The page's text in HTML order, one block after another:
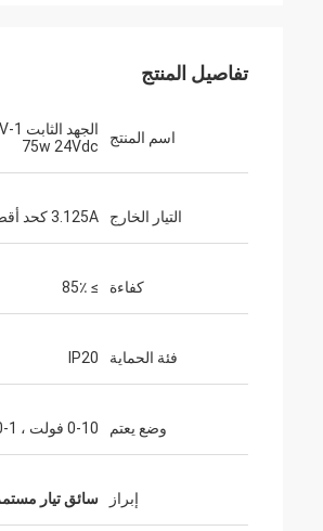
تفاصيل المنتج
اسم المنتج
75w 24Vdc
التيار الخارج 3.125A كحد أقصى
كفاءة ≥ 85٪
فئة الحماية IP20
وضع يعتم 0-10 فولت ، 1-10 فولت ، ادفع
إبراز سائق تيار